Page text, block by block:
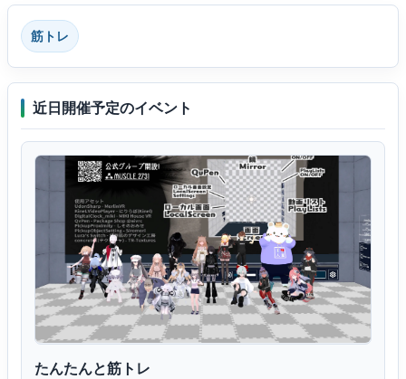
筋トレ
近日開催予定のイベント
たんたんと筋トレ